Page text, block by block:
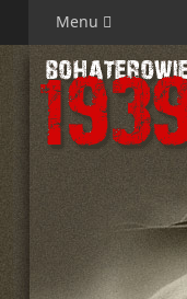
Menu